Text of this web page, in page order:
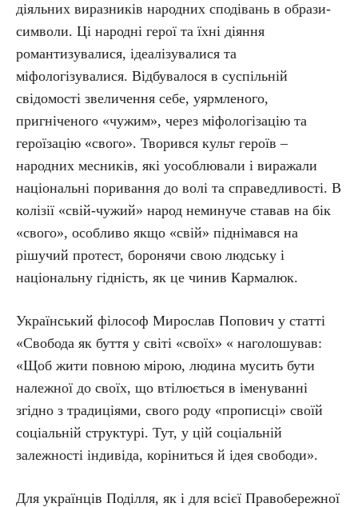
діяльних виразників народних сподівань в образи-
символи. Ці народні герої та їхні діяння
романтизувалися, ідеалізувалися та
міфологізувалися. Відбувалося в суспільній
свідомості звеличення себе, уярмленого,
пригніченого «чужим», через міфологізацію та
героїзацію «свого». Творився культ героїв –
народних месників, які уособлювали і виражали
національні поривання до волі та справедливості. В
колізії «свій-чужий» народ неминуче ставав на бік
«свого», особливо якщо «свій» піднімався на
рішучий протест, боронячи свою людську і
національну гідність, як це чинив Кармалюк.
Український філософ Мирослав Попович у статті
«Свобода як буття у світі «своїх» « наголошував:
«Щоб жити повною мірою, людина мусить бути
належної до своїх, що втілюється в іменуванні
згідно з традиціями, свого роду «прописці» своїй
соціальній структурі. Тут, у цій соціальній
залежності індивіда, коріниться й ідея свободи».
Для українців Поділля, як і для всієї Правобережної